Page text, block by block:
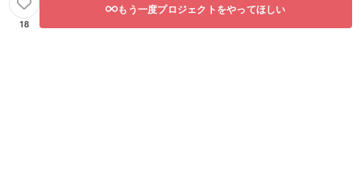
18
もう一度プロジェクトをやってほしい